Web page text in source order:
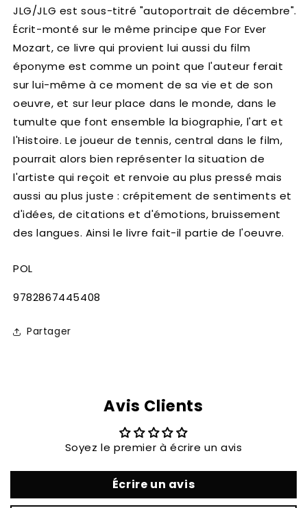
JLG/JLG est sous-titré "autoportrait de décembre".
Écrit-monté sur le même principe que For Ever
Mozart, ce livre qui provient lui aussi du film
éponyme est comme un point que l'auteur ferait
sur lui-même à ce moment de sa vie et de son
oeuvre, et sur leur place dans le monde, dans le
tumulte que font ensemble la biographie, l'art et
l'Histoire. Le joueur de tennis, central dans le film,
pourrait alors bien représenter la situation de
l'artiste qui reçoit et renvoie au plus pressé mais
aussi au plus juste : crépitement de sentiments et
d'idées, de citations et d'émotions, bruissement
des langues. Ainsi le livre fait-il partie de l'oeuvre.
POL
SKU:
9782867445408
Partager
Avis Clients
Soyez le premier à écrire un avis
Écrire un avis